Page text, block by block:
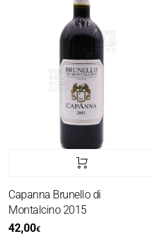
Brunello di
2015
€